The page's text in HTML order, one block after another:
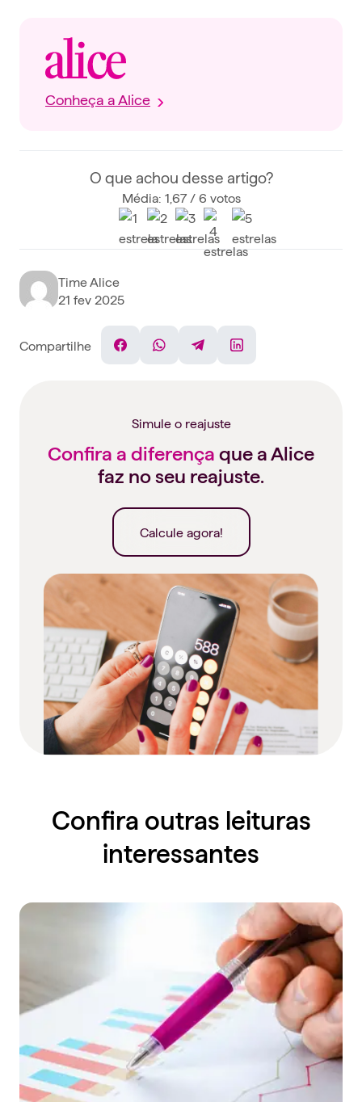
Conheça a Alice
O que achou desse artigo?
Média: 1,67 / 6 votos
Time Alice
21 fev 2025
Compartilhe
FacebookWhatsAppTelegramLinkedin
Simule o reajuste
Confira a diferença que a Alice
faz no seu reajuste.
Calcule agora!
Confira outras leituras
interessantes